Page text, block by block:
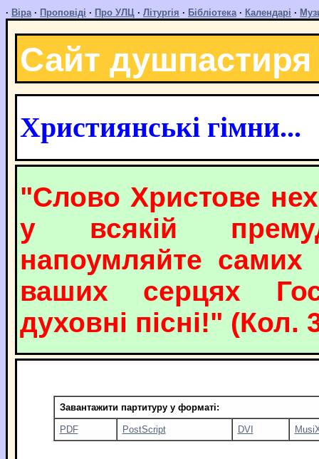
· Віра· Проповіді · Про УЛЦ · Літургія · Бібліотека· Календарі ·
Сайт
Християнські гімни...
"Слово Христове
у всякій
напоумляйте самих
ваших серцях
духовні пісні!" (Кол.
Завантажити партитуру у форматі:
PDF PostScript DVI